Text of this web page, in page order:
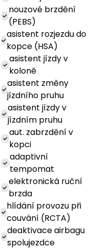
nouzové brzdění
(PEBS)
asistent rozjezdu do
kopce (HSA)
asistent jízdy v
koloně
asistent změny
jízdního pruhu
asistent jízdy v
jízdním pruhu
aut. zabrzdění v
kopci
adaptivní
tempomat
elektronická ruční
brzda
hlídání provozu při
couvání (RCTA)
deaktivace airbagu
spolujezdce